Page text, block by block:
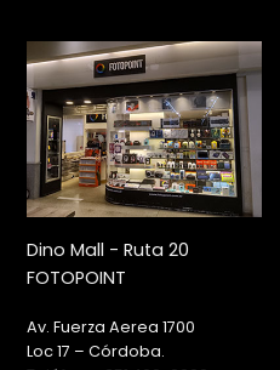
Dino Mall - Ruta 20
FOTOPOINT
Av. Fuerza Aerea 1700
Loc 17 – Córdoba.